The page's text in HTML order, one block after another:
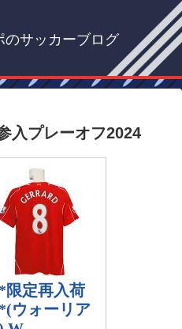
のサッカーブログ
入プレーオフ2024